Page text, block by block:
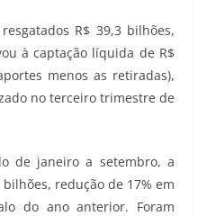
R$ 39,3 bilhões,
à captação líquida de R$
menos as retiradas),
no terceiro trimestre de
de janeiro a setembro, a
redução de 17% em
do ano anterior. Foram